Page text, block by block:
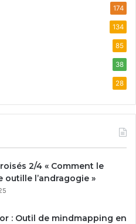
174
134
85
38
28
2/4 « Comment le
outille l’andragogie »
: Outil de mindmapping en